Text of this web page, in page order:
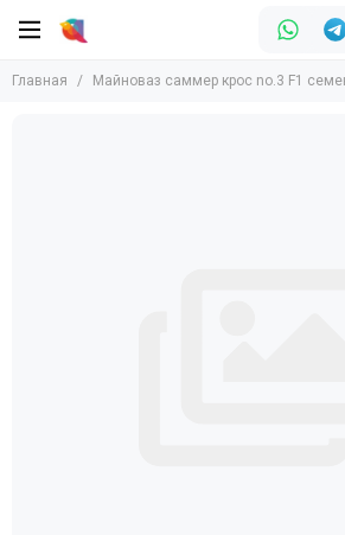
Главная Майноваз саммер крос no.3 F1